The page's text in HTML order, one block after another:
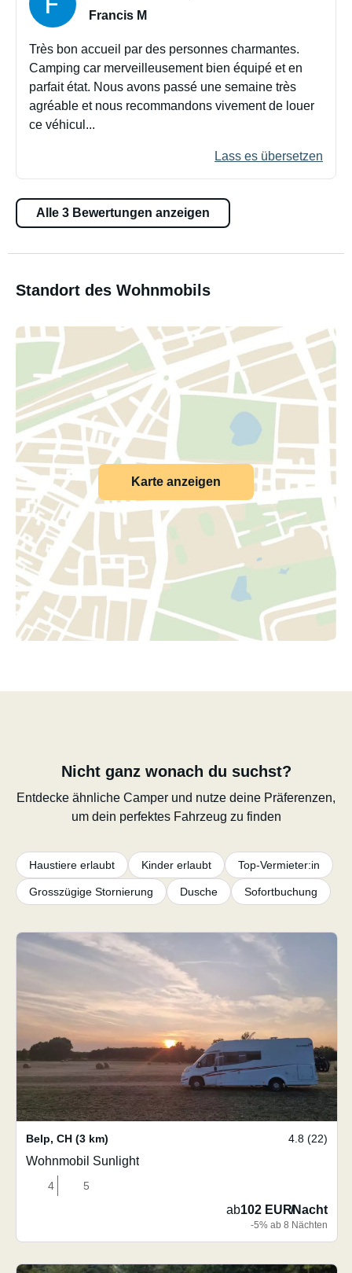
Francis M
Très bon accueil par des personnes charmantes.
Camping car merveilleusement bien équipé et en
parfait état. Nous avons passé une semaine très
agréable et nous recommandons vivement de louer
ce véhicul...
Lass es übersetzen
Alle 3 Bewertungen anzeigen
Standort des Wohnmobils
Karte anzeigen
Nicht ganz wonach du suchst?
Entdecke ähnliche Camper und nutze deine Präferenzen,
um dein perfektes Fahrzeug zu finden
Haustiere erlaubt Kinder erlaubt Top-Vermieter:in
Grosszügige Stornierung Dusche Sofortbuchung
Belp, CH (3 km) 4.8 (22)
Wohnmobil Sunlight
4 5
ab102 EUR/Nacht
-5% ab 8 Nächten